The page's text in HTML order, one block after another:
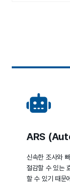
ARS
신속한 조사와
절감할 수 있는
할 수 있기 때문